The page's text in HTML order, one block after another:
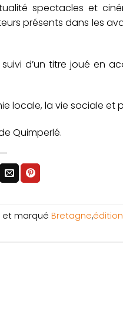
spectacles et
présents dans les
d’un titre joué en
locale, la vie sociale et
Quimperlé.
et marqué Bretagne,édition